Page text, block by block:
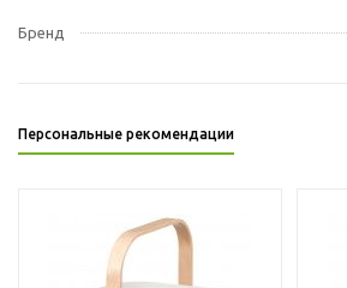
Бренд
Персональные рекомендации